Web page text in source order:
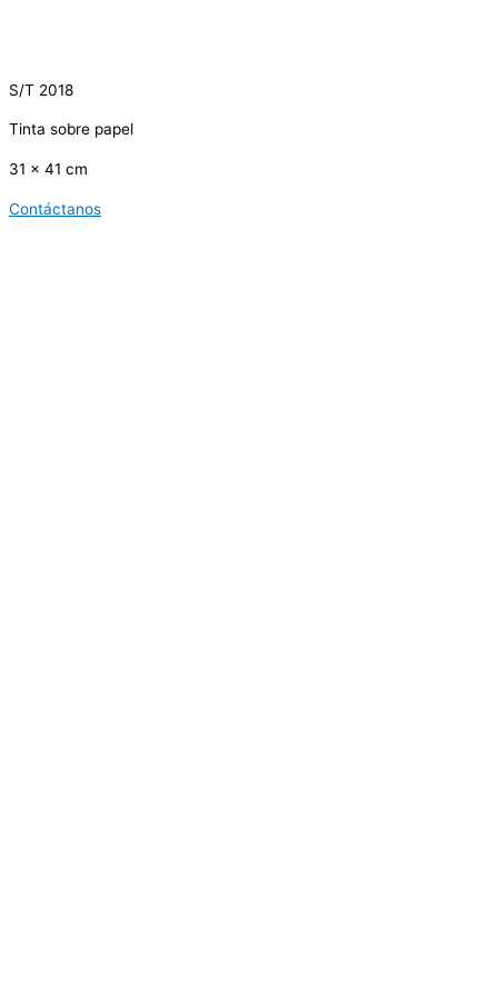
S/T 2018
Tinta sobre papel
31 x 41 cm
Contáctanos